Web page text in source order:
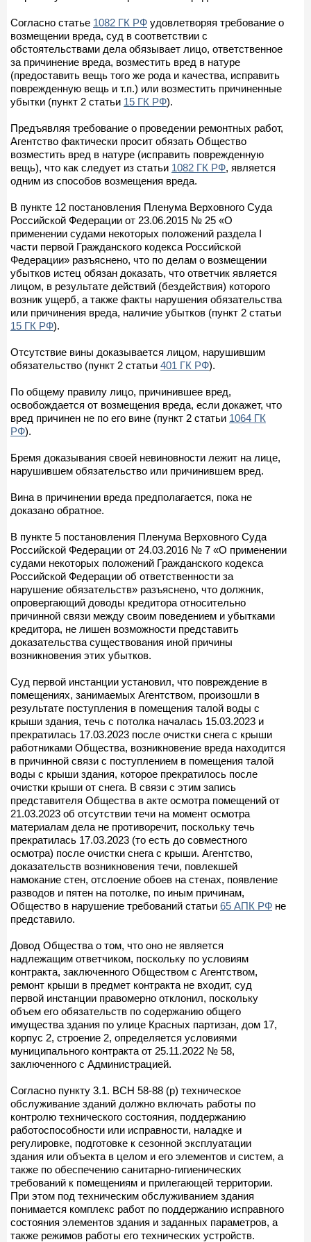
Согласно статье 1082 ГК РФ удовлетворяя требование о
возмещении вреда, суд в соответствии с
обстоятельствами дела обязывает лицо, ответственное
за причинение вреда, возместить вред в натуре
(предоставить вещь того же рода и качества, исправить
поврежденную вещь и т.п.) или возместить причиненные
убытки (пункт 2 статьи 15 ГК РФ).
Предъявляя требование о проведении ремонтных работ,
Агентство фактически просит обязать Общество
возместить вред в натуре (исправить поврежденную
вещь), что как следует из статьи 1082 ГК РФ, является
одним из способов возмещения вреда.
В пункте 12 постановления Пленума Верховного Суда
Российской Федерации от 23.06.2015 № 25 «О
применении судами некоторых положений раздела I
части первой Гражданского кодекса Российской
Федерации» разъяснено, что по делам о возмещении
убытков истец обязан доказать, что ответчик является
лицом, в результате действий (бездействия) которого
возник ущерб, а также факты нарушения обязательства
или причинения вреда, наличие убытков (пункт 2 статьи
15 ГК РФ).
Отсутствие вины доказывается лицом, нарушившим
обязательство (пункт 2 статьи 401 ГК РФ).
По общему правилу лицо, причинившее вред,
освобождается от возмещения вреда, если докажет, что
вред причинен не по его вине (пункт 2 статьи 1064 ГК
РФ).
Бремя доказывания своей невиновности лежит на лице,
нарушившем обязательство или причинившем вред.
Вина в причинении вреда предполагается, пока не
доказано обратное.
В пункте 5 постановления Пленума Верховного Суда
Российской Федерации от 24.03.2016 № 7 «О применении
судами некоторых положений Гражданского кодекса
Российской Федерации об ответственности за
нарушение обязательств» разъяснено, что должник,
опровергающий доводы кредитора относительно
причинной связи между своим поведением и убытками
кредитора, не лишен возможности представить
доказательства существования иной причины
возникновения этих убытков.
Суд первой инстанции установил, что повреждение в
помещениях, занимаемых Агентством, произошли в
результате поступления в помещения талой воды с
крыши здания, течь с потолка началась 15.03.2023 и
прекратилась 17.03.2023 после очистки снега с крыши
работниками Общества, возникновение вреда находится
в причинной связи с поступлением в помещения талой
воды с крыши здания, которое прекратилось после
очистки крыши от снега. В связи с этим запись
представителя Общества в акте осмотра помещений от
21.03.2023 об отсутствии течи на момент осмотра
материалам дела не противоречит, поскольку течь
прекратилась 17.03.2023 (то есть до совместного
осмотра) после очистки снега с крыши. Агентство,
доказательств возникновения течи, повлекшей
намокание стен, отслоение обоев на стенах, появление
разводов и пятен на потолке, по иным причинам,
Общество в нарушение требований статьи 65 АПК РФ не
представило.
Довод Общества о том, что оно не является
надлежащим ответчиком, поскольку по условиям
контракта, заключенного Обществом с Агентством,
ремонт крыши в предмет контракта не входит, суд
первой инстанции правомерно отклонил, поскольку
объем его обязательств по содержанию общего
имущества здания по улице Красных партизан, дом 17,
корпус 2, строение 2, определяется условиями
муниципального контракта от 25.11.2022 № 58,
заключенного с Администрацией.
Согласно пункту 3.1. ВСН 58-88 (р) техническое
обслуживание зданий должно включать работы по
контролю технического состояния, поддержанию
работоспособности или исправности, наладке и
регулировке, подготовке к сезонной эксплуатации
здания или объекта в целом и его элементов и систем, а
также по обеспечению санитарно-гигиенических
требований к помещениям и прилегающей территории.
При этом под техническим обслуживанием здания
понимается комплекс работ по поддержанию исправного
состояния элементов здания и заданных параметров, а
также режимов работы его технических устройств.